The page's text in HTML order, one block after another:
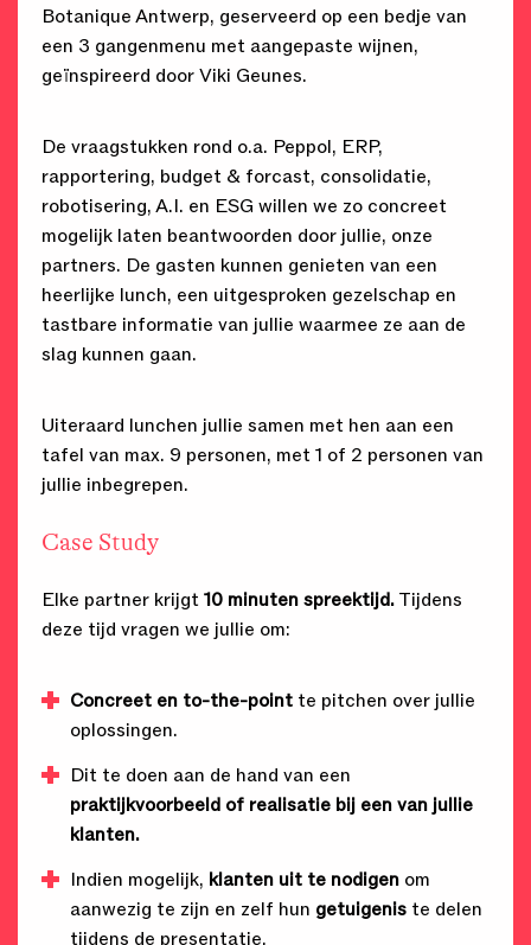
Botanique Antwerp, geserveerd op een bedje van
een 3 gangenmenu met aangepaste wijnen,
geïnspireerd door Viki Geunes.
De vraagstukken rond o.a. Peppol, ERP,
rapportering, budget & forcast, consolidatie,
robotisering, A.I. en ESG willen we zo concreet
mogelijk laten beantwoorden door jullie, onze
partners. De gasten kunnen genieten van een
heerlijke lunch, een uitgesproken gezelschap en
tastbare informatie van jullie waarmee ze aan de
slag kunnen gaan.
Uiteraard lunchen jullie samen met hen aan een
tafel van max. 9 personen, met 1 of 2 personen van
jullie inbegrepen.
Case Study
Elke partner krijgt 10 minuten spreektijd. Tijdens
deze tijd vragen we jullie om:
Concreet en to-the-point te pitchen over jullie
oplossingen.
Dit te doen aan de hand van een
praktijkvoorbeeld of realisatie bij een van jullie
klanten.
Indien mogelijk, klanten uit te nodigen om
aanwezig te zijn en zelf hun getuigenis te delen
tijdens de presentatie.